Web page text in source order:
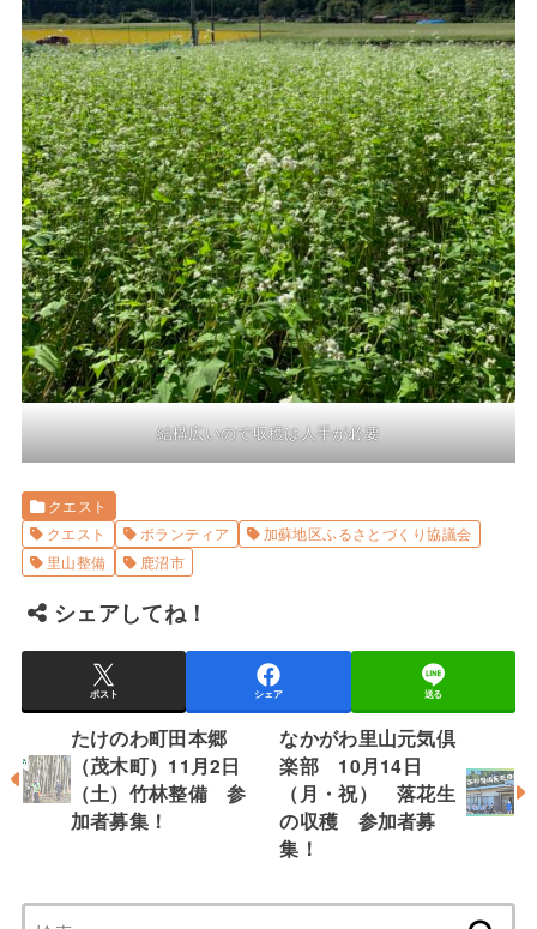
結構広いので収穫は人手が必要
クエスト
クエスト
ボランティア
加蘇地区ふるさとづくり協議会
里山整備
鹿沼市
シェアしてね！
ポスト シェア 送る
たけのわ町田本郷
（茂木町）11月2日
（土）竹林整備 参
加者募集！
なかがわ里山元気倶
楽部 10月14日
（月・祝） 落花生
の収穫 参加者募
集！